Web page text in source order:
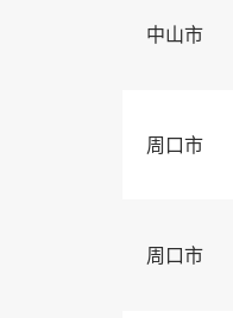
中山市
周口市
周口市